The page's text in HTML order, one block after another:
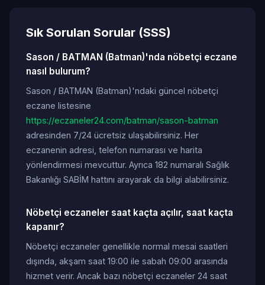
Sık Sorulan Sorular (SSS)
Sason / BATMAN (Batman)'nda nöbetçi eczane
nasıl bulurum?
Sason / BATMAN (Batman)'ndaki güncel nöbetçi
eczane listesine
https://eczaneler24.com/batman/sason-batman
adresinden 7/24 ücretsiz ulaşabilirsiniz. Her
eczanenin adresi, telefon numarası ve harita
yönlendirmesi mevcuttur. Ayrıca 182 numaralı Sağlık
Bakanlığı SABİM hattını arayarak da bilgi alabilirsiniz.
Nöbetçi eczaneler saat kaçta açılır, saat kaçta
kapanır?
Nöbetçi eczaneler genellikle normal mesai saatleri
dışında, akşam saat 19:00 ile sabah 09:00 arasında
hizmet verir. Ancak bazı nöbetçi eczaneler 24 saat